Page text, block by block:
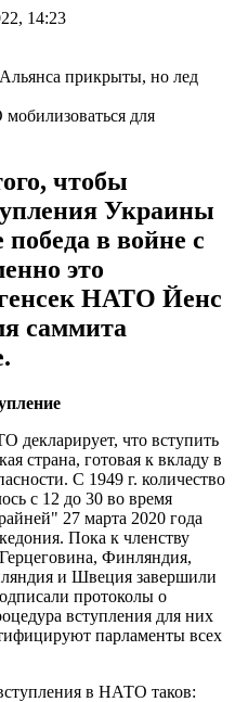
14:23
для
чтобы
Украины
в войне с
это
НАТО Йенс
саммита
декларирует, что вступить
страна, готовая к вкладу в
С 1949 г. количество
с 12 до 30 во время
27 марта 2020 года
Пока к членству
Финляндия,
и Швеция завершили
протоколы о
вступления для них
парламенты всех
в НАТО таков: